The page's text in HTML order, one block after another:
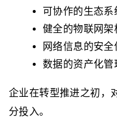
可协作的生态系
健全的物联网架
网络信息的安全
数据的资产化管
企业在转型推进之初，
分投入。